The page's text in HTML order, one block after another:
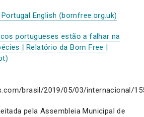
Portugal English (bornfree.org.uk)
portugueses estão a falhar na
| Relatório da Born Free |
brasil/2019/05/03/internacional/
pela Assembleia Municipal de